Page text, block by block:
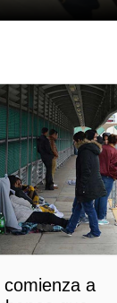
a